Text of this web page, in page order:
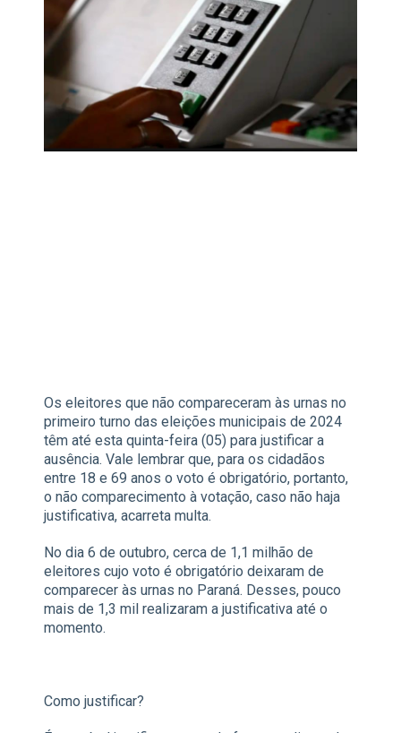
Os eleitores que não compareceram às urnas no
primeiro turno das eleições municipais de 2024
têm até esta quinta-feira (05) para justificar a
ausência. Vale lembrar que, para os cidadãos
entre 18 e 69 anos o voto é obrigatório, portanto,
o não comparecimento à votação, caso não haja
justificativa, acarreta multa.
No dia 6 de outubro, cerca de 1,1 milhão de
eleitores cujo voto é obrigatório deixaram de
comparecer às urnas no Paraná. Desses, pouco
mais de 1,3 mil realizaram a justificativa até o
momento.
Como justificar?